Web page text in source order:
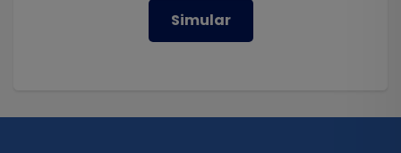
Simular